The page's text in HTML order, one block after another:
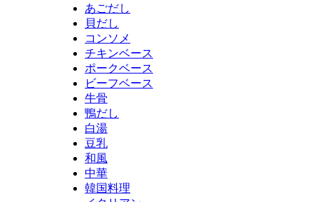
あごだし
貝だし
コンソメ
チキンベース
ポークベース
ビーフベース
牛骨
鴨だし
白湯
豆乳
和風
中華
韓国料理